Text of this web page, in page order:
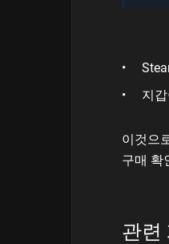
지
이것으
구매 확
관련